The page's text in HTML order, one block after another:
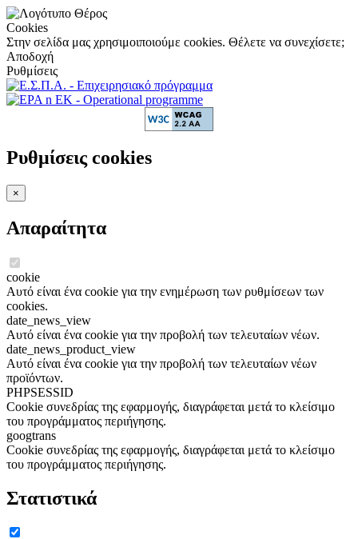
Cookies
Στην σελίδα μας χρησιμοιποιούμε cookies. Θέλετε να συνεχίσετε;
Αποδοχή
Ρυθμίσεις
Ρυθμίσεις cookies
×
Απαραίτητα
cookie
Αυτό είναι ένα cookie για την ενημέρωση των ρυθμίσεων των
cookies.
date_news_view
Αυτό είναι ένα cookie για την προβολή των τελευταίων νέων.
date_news_product_view
Αυτό είναι ένα cookie για την προβολή των τελευταίων νέων
προϊόντων.
PHPSESSID
Cookie συνεδρίας της εφαρμογής, διαγράφεται μετά το κλείσιμο
του προγράμματος περιήγησης.
googtrans
Cookie συνεδρίας της εφαρμογής, διαγράφεται μετά το κλείσιμο
του προγράμματος περιήγησης.
Στατιστικά